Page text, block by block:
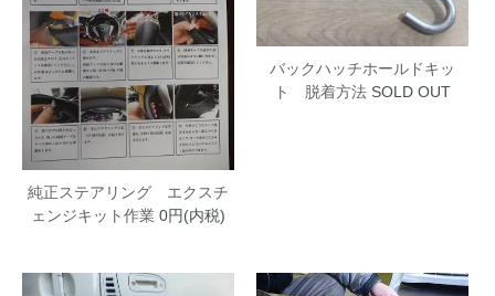
純正ステアリング エクスチ
ェンジキット作業 0円(内税)
バックハッチホールドキッ
ト 脱着方法SOLD OUT